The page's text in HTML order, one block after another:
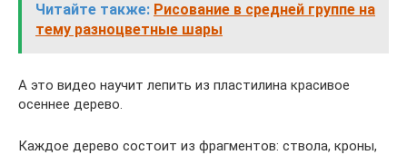
Читайте также: Рисование в средней группе на
тему разноцветные шары
А это видео научит лепить из пластилина красивое
осеннее дерево.
Каждое дерево состоит из фрагментов: ствола, кроны,